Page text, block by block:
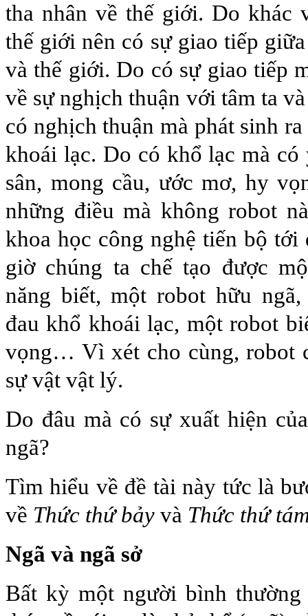
tha nhân về thế giới. Do khác
thế giới nên có sự giao tiếp
và thế giới. Do có sự giao tiếp
về sự nghịch thuận với tâm ta
có nghịch thuận mà phát sinh
khoái lạc. Do có khổ lạc mà có
sân, mong cầu, ước mơ, hy
những điều mà không robot
khoa học công nghệ tiến bộ tới
giờ chúng ta chế tạo được
năng biết, một robot hữu
đau khổ khoái lạc, một robot
vọng… Vì xét cho cùng, robot
sự vật vật lý.
Do đâu mà có sự xuất hiện
ngã?
Tìm hiểu về đề tài này tức là
về Thức thứ bảy và Thức thứ
Ngã và ngã sở
Bất kỳ một người bình